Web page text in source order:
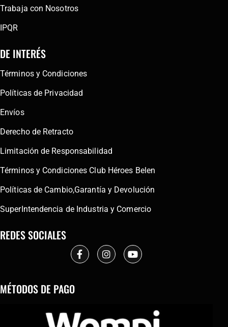
Trabaja con Nosotros
IPQR
DE INTERÉS
Términos y Condiciones
Políticas de Privacidad
Envíos
Derecho de Retracto
Limitación de Responsabilidad
Términos y Condiciones Club Héroes Belen
Políticas de Cambio,Garantía y Devolución
SuperIntendencia de Industria y Comercio
REDES SOCIALES
MÉTODOS DE PAGO